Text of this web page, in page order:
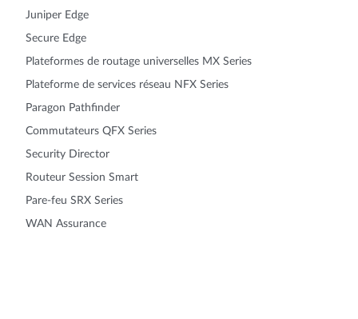
Juniper Edge
Secure Edge
Plateformes de routage universelles MX Series
Plateforme de services réseau NFX Series
Paragon Pathfinder
Commutateurs QFX Series
Security Director
Routeur Session Smart
Pare-feu SRX Series
WAN Assurance